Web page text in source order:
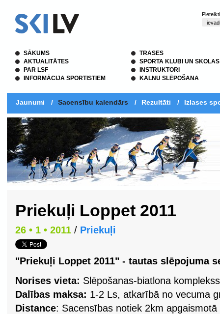
SĀKUMS
AKTUALITĀTES
PAR LSF
INFORMĀCIJA SPORTISTIEM
TRASES
SPORTA KLUBI UN SKOLAS
INSTRUKTORI
KALNU SLĒPOŠANA
Jaunumi / Sacensību kalendārs / Rezultāti / Izlases
Priekuļi Loppet 2011
26 • 1 • 2011 / Priekuļi
"Priekuļi Loppet 2011" - tautas slēpojuma
Norises vieta: Slēpošanas-biatlona komplekss
Dalības maksa: 1-2 Ls, atkarībā no vecuma
Distance: Sacensības notiek 2km